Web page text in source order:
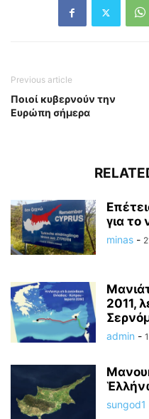
Previous article
Ποιοί κυβερνούν την
Ευρώπη σήμερα
για το
minas -
2011,
admin -
sungod1